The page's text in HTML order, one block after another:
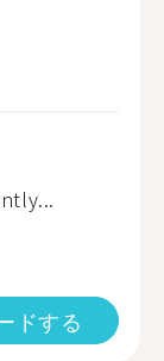
ドする